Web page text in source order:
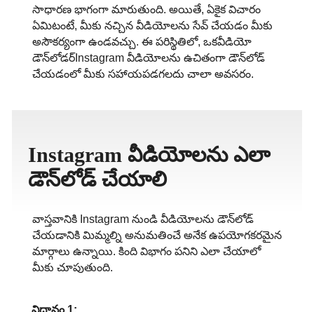
Malaysia
Việt Nam
ภาษาไทย
సాధారణ భాగంగా మారుతుంది. అయితే, ఏకైక విచారం
ఏమిటంటే, మీకు నచ్చిన వీడియోలను సేవ్ చేయడం మీకు
అసౌకర్యంగా ఉండవచ్చు. ఈ పరిస్థితిలో, ఒకవీడియో
డౌన్‌లోడర్Instagram వీడియోలను ఉచితంగా డౌన్‌లోడ్
చేయడంలో మీకు సహాయపడగలదు చాలా అవసరం.
Instagram వీడియోలను ఎలా
డౌన్‌లోడ్ చేయాలి
వాస్తవానికి Instagram నుండి వీడియోలను డౌన్‌లోడ్
చేయడానికి మిమ్మల్ని అనుమతించే అనేక ఉపయోగకరమైన
మార్గాలు ఉన్నాయి. కింది విభాగం పనిని ఎలా చేయాలో
మీకు చూపుతుంది.
విధానం 1: